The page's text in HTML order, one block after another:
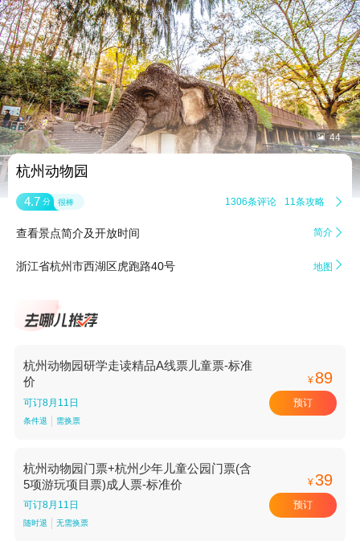
 44
杭州动物园
4.7 分 很棒 1306条评论 11条攻略 
查看景点简介及开放时间 简介 
浙江省杭州市西湖区虎跑路40号 地图 
杭州动物园研学走读精品A线票儿童票-标准
价
可订8月11日
条件退 需换票
¥ 89
预订
杭州动物园门票+杭州少年儿童公园门票(含
5项游玩项目票)成人票-标准价
可订8月11日
随时退 无需换票
¥39
预订
